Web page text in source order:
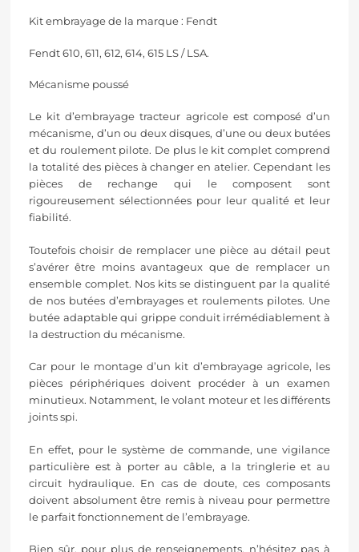
Kit embrayage de la marque : Fendt
Fendt 610, 611, 612, 614, 615 LS / LSA.
Mécanisme poussé
Le kit d’embrayage tracteur agricole est composé d’un
mécanisme, d’un ou deux disques, d’une ou deux butées
et du roulement pilote. De plus le kit complet comprend
la totalité des pièces à changer en atelier. Cependant les
pièces de rechange qui le composent sont
rigoureusement sélectionnées pour leur qualité et leur
fiabilité.
Toutefois choisir de remplacer une pièce au détail peut
s’avérer être moins avantageux que de remplacer un
ensemble complet. Nos kits se distinguent par la qualité
de nos butées d’embrayages et roulements pilotes. Une
butée adaptable qui grippe conduit irrémédiablement à
la destruction du mécanisme.
Car pour le montage d’un kit d’embrayage agricole, les
pièces périphériques doivent procéder à un examen
minutieux. Notamment, le volant moteur et les différents
joints spi.
En effet, pour le système de commande, une vigilance
particulière est à porter au câble, a la tringlerie et au
circuit hydraulique. En cas de doute, ces composants
doivent absolument être remis à niveau pour permettre
le parfait fonctionnement de l’embrayage.
Bien sûr, pour plus de renseignements, n’hésitez pas à